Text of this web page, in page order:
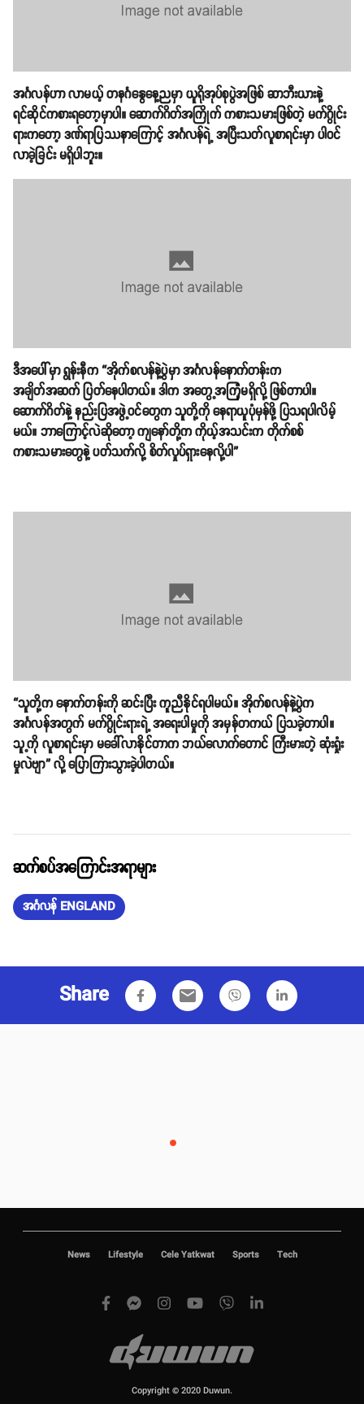
အင်္ဂလန်ဟာ လာမယ့် တနင်္ဂနွေနေ့ညမှာ ယူရိုအုပ်စုပွဲအဖြစ် ဆာဘီးယားနဲ့
ရင်ဆိုင်ကစားရတော့မှာပါ။ ဆောက်ဂိတ်အကြိုက် ကစားသမားဖြစ်တဲ့ မက်ဂွိုင်း
ရားကတော့ ဒဏ်ရာပြဿနာကြောင့် အင်္ဂလန်ရဲ့ အပြီးသတ်လူစာရင်းမှာ ပါဝင်
လာခဲ့ခြင်း မရှိပါဘူး။
ဒီအပေါ်မှာ ရွန်းနီက “အိုက်စလန်နဲ့ပွဲမှာ အင်္ဂလန်နောက်တန်းက
အချိတ်အဆက် ပြတ်နေပါတယ်။ ဒါက အတွေ့အကြုံမရှိလို့ ဖြစ်တာပါ။
ဆောက်ဂိတ်နဲ့ နည်းပြအဖွဲ့ဝင်တွေက သူတို့ကို နေရာယူပုံမှန်ဖို့ ပြသရပါလိမ့်
မယ်။ ဘာကြောင့်လဲဆိုတော့ ကျနော်တို့က ကိုယ့်အသင်းက တိုက်စစ်
ကစားသမားတွေနဲ့ ပတ်သက်လို့ စိတ်လှုပ်ရှားနေလို့ပါ”
“သူတို့က နောက်တန်းကို ဆင်းပြီး ကူညီနိုင်ရပါမယ်။ အိုက်စလန်နဲ့ပွဲက
အင်္ဂလန်အတွက် မက်ဂွိုင်းရားရဲ့ အရေးပါမှုကို အမှန်တကယ် ပြသခဲ့တာပါ။
သူ့ကို လူစာရင်းမှာ မခေါ်လာနိုင်တာက ဘယ်လောက်တောင် ကြီးမားတဲ့ ဆုံးရှုံး
မှုလဲဗျာ” လို့ ပြောကြားသွားခဲ့ပါတယ်။
ဆက်စပ်အကြောင်းအရာများ
အင်္ဂလန် ENGLAND
Share email
News Lifestyle Cele Yatkwat Sports Tech
Copyright © 2020 Duwun.